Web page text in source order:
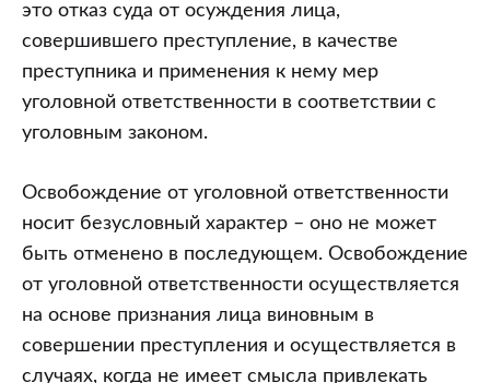
это отказ суда от осуждения лица,
совершившего преступление, в качестве
преступника и применения к нему мер
уголовной ответственности в соответствии с
уголовным законом.
Освобождение от уголовной ответственности
носит безусловный характер – оно не может
быть отменено в последующем. Освобождение
от уголовной ответственности осуществляется
на основе признания лица виновным в
совершении преступления и осуществляется в
случаях, когда не имеет смысла привлекать